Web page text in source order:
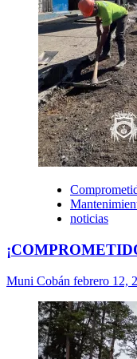
noticias
Muni Cobán febrero 12,